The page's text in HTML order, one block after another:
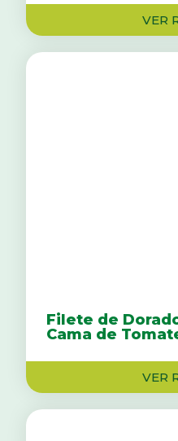
VER
Filete de
Cama de
VER